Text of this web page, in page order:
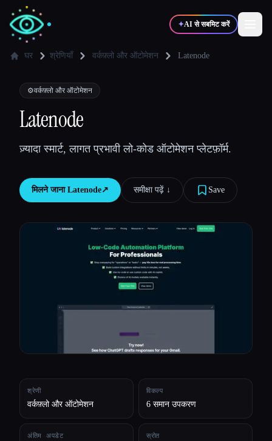
✦AI से सबमिट करें
✍️लेखक
💻
घर श्रेणियाँ वर्कफ़्लो और ऑटोमेशन Latenode
⚙️वर्कफ़्लो और ऑटोमेशन
Latenode
ज़्यादा स्मार्ट, लागत प्रभावी लो-कोड ऑटोमेशन प्लेटफ़ॉर्म.
मिलने जाना Latenode↗︎ समीक्षा पढ़ें ↓︎ Save
श्रेणी
वर्कफ़्लो और ऑटोमेशन
विकल्प
6 समान उपकरण
अंतिम अपडेट स्रोत